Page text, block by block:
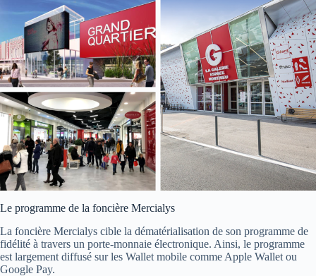
Le programme de la foncière Mercialys
La foncière Mercialys cible la dématérialisation de son programme de
fidélité à travers un porte-monnaie électronique. Ainsi, le programme
est largement diffusé sur les Wallet mobile comme Apple Wallet ou
Google Pay.